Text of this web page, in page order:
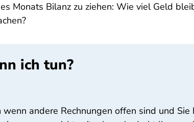
Monats Bilanz zu ziehen: Wie viel Geld
ich tun?
andere Rechnungen offen sind und